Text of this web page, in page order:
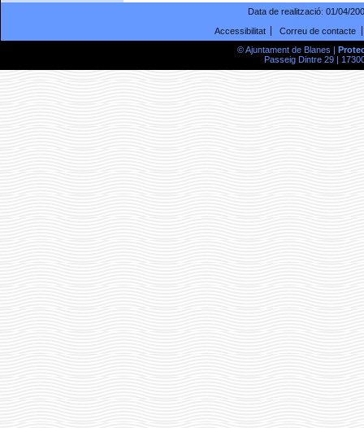
Data de realització: 01/04/
Accessibilitat
Correu de contacte
© Ajuntament de Blanes |
Passeig Dintre 29 |